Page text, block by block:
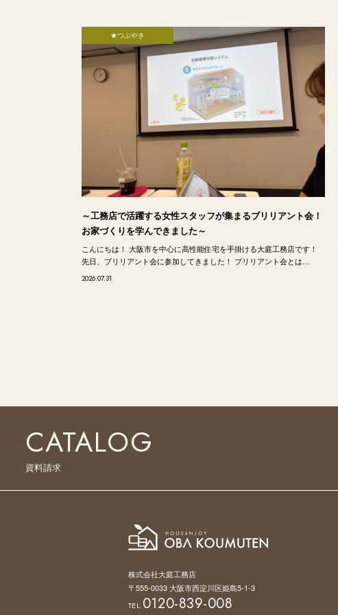
★つぶやき
～工務店で活躍する女性スタッフが集まるブリリアント会！
お家づくりを学んできました～
こんにちは！ 大阪市を中心に高性能住宅を手掛ける大庭工務店です！
先日、ブリリアント会に参加してきました！ ブリリアント会とは…
2026.07.31
CATALOG
資料請求
株式会社大庭工務店
〒555-0033 大阪市西淀川区姫島5-1-3
TEL.0120-839-008